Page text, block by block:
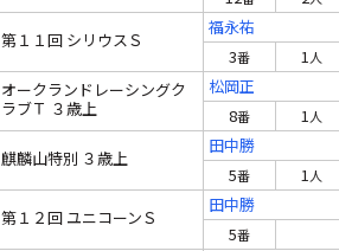
第１１回 シリウスＳ
福永祐
3番 1人
オークランドレーシングク
ラブＴ ３歳上
松岡正
8番 1人
麒麟山特別 ３歳上
田中勝
5番 1人
第１２回 ユニコーンＳ
田中勝
5番